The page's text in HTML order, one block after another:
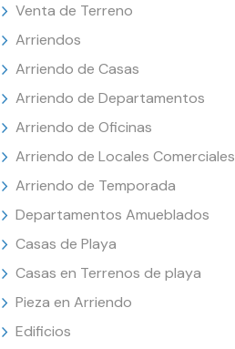
Venta de Terreno
Arriendos
Arriendo de Casas
Arriendo de Departamentos
Arriendo de Oficinas
Arriendo de Locales Comerciales
Arriendo de Temporada
Departamentos Amueblados
Casas de Playa
Casas en Terrenos de playa
Pieza en Arriendo
Edificios